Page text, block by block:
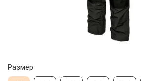
Размер